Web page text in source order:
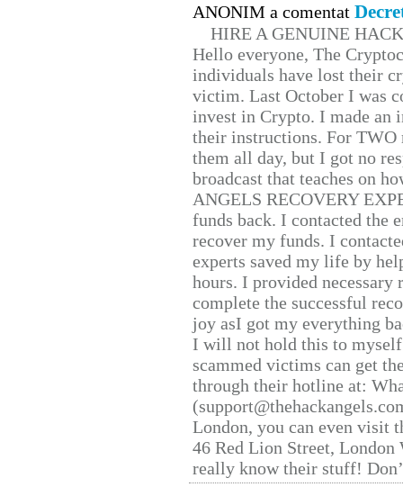
ANONIM a comentat
HIRE A GENUINE
Hello everyone, The
individuals have lost their
victim. Last October I was
invest in Crypto. I made
their instructions. For TWO
them all day, but I got no
broadcast that teaches on
ANGELS RECOVERY
funds back. I contacted the
recover my funds. I
experts saved my life by
hours. I provided
complete the successful
joy asI got my everything
I will not hold this to
scammed victims can get
through their hotline at:
London, you can even visit
46 Red Lion Street, London
really know their stuff!